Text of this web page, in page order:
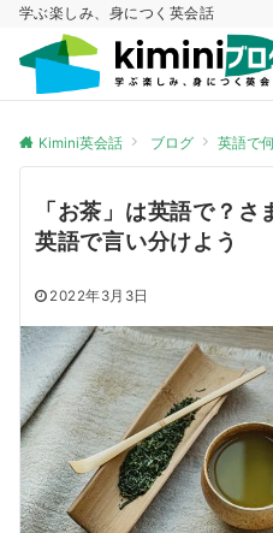
学ぶ楽しみ、身につく英会話
Kimini英会話 ブログ 英語で
「お茶」は英語で？
英語で言い分けよう
2022年3月3日